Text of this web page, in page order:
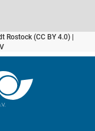
(CC BY 4.0) |